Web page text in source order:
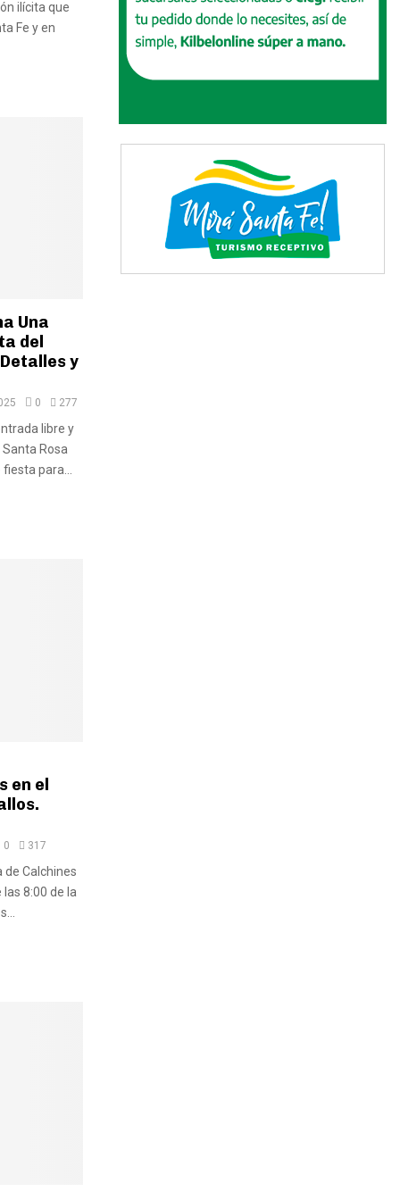
ilícita que
Fe y en
Una
del
y
0 277
libre y
Rosa
para...
en el
0 317
de Calchines
8:00 de la